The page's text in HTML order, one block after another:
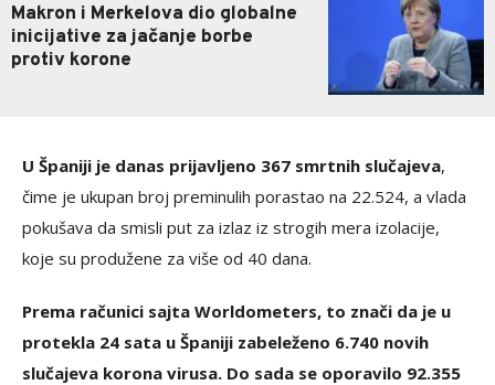
Makron i Merkelova dio globalne
inicijative za jačanje borbe
protiv korone
U Španiji je danas prijavljeno 367 smrtnih slučajeva,
čime je ukupan broj preminulih porastao na 22.524, a vlada
pokušava da smisli put za izlaz iz strogih mera izolacije,
koje su produžene za više od 40 dana.
Prema računici sajta Worldometers, to znači da je u
protekla 24 sata u Španiji zabeleženo 6.740 novih
slučajeva korona virusa. Do sada se oporavilo 92.355